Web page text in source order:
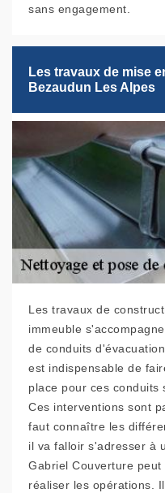
sans engagement.
Les travaux de mise
Bezaudun Les Alpes
Les travaux de
immeuble
de conduits
est indispensable de
place pour ces conduits
Ces interventions sont
faut connaître les
il va falloir s'adresser à
Gabriel Couverture
réaliser les opérations.